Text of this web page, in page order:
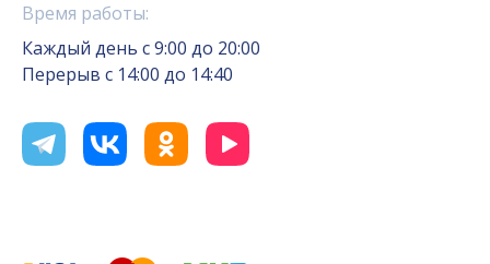
Время работы:
Каждый день с 9:00 до 20:00
Перерыв с 14:00 до 14:40